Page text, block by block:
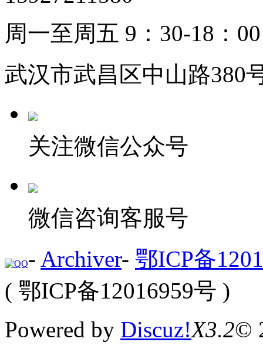
周一至周五 9：30-18：00
武汉市武昌区中山路380
关注微信公众号
微信咨询客服号
- Archiver- 鄂ICP备
( 鄂ICP备12016959号 )
Powered by Discuz!X3.2©